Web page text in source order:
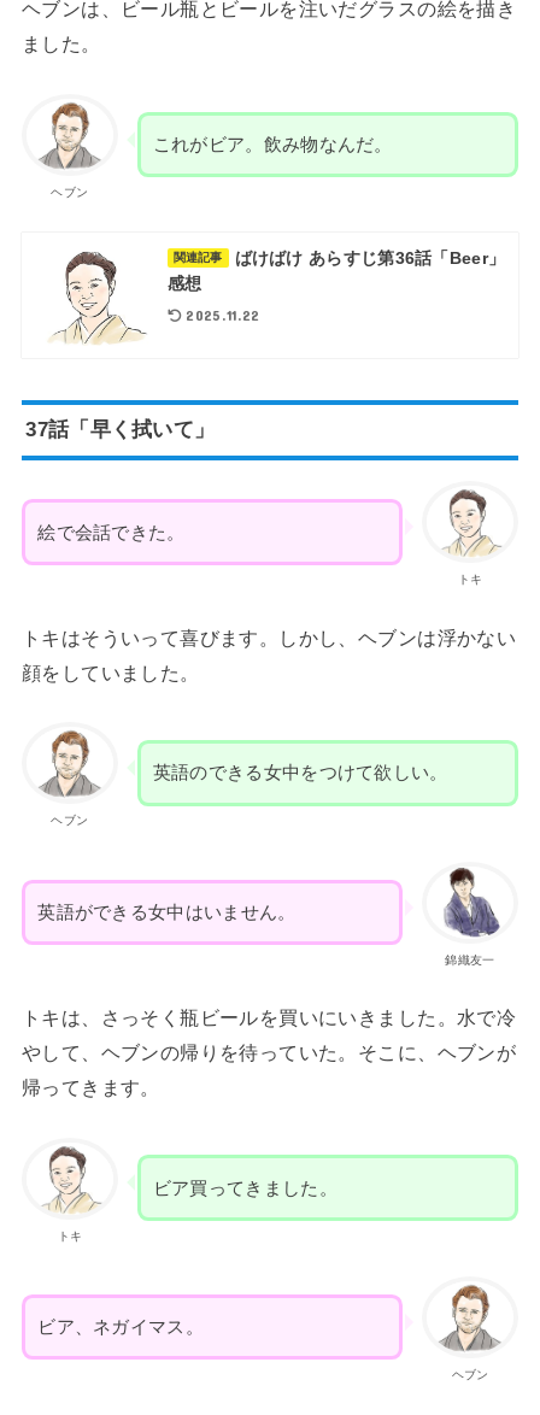
ヘブンは、ビール瓶とビールを注いだグラスの絵を描き
ました。
ヘブン
これがビア。飲み物なんだ。
関連記事
ばけばけ あらすじ第36話「Beer」
感想
2025.11.22
37話「早く拭いて」
トキ
絵で会話できた。
トキはそういって喜びます。しかし、ヘブンは浮かない
顔をしていました。
ヘブン
英語のできる女中をつけて欲しい。
錦織友一
英語ができる女中はいません。
トキは、さっそく瓶ビールを買いにいきました。水で冷
やして、ヘブンの帰りを待っていた。そこに、ヘブンが
帰ってきます。
トキ
ビア買ってきました。
ヘブン
ビア、ネガイマス。